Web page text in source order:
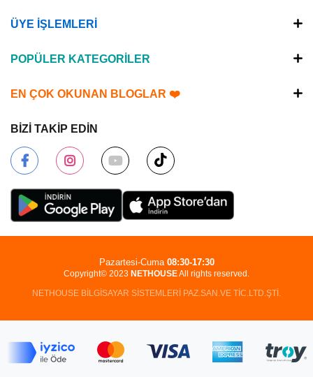
ÜYE İŞLEMLERİ
POPÜLER KATEGORİLER
EN ÇOK OKUNAN BLOGLAR ❤️
BİZİ TAKİP EDİN
Copyright© 2023 NETHOUSEAll rights reserved.
NETHOUSE BİLGİSAYAR SİSTEMLERİ PAZ.SAN.VE TİC.LTD.ŞTİ.
Pazartesi-Cuma 08:30-17:30